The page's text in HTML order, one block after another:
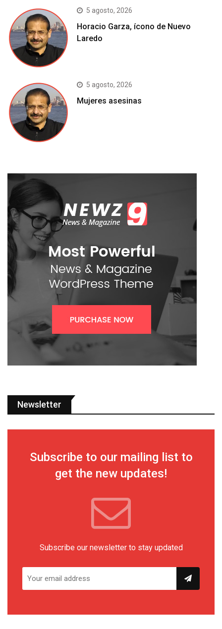
5 agosto, 2026
Horacio Garza, ícono de Nuevo
Laredo
5 agosto, 2026
Mujeres asesinas
Newsletter
Subscribe to our mailing list to
get the new updates!
Subscribe our newsletter to stay updated